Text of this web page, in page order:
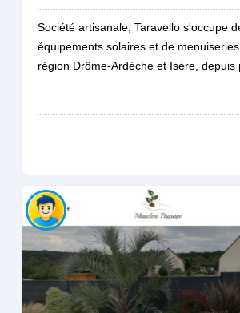
Société artisanale, Taravello s'occupe
équipements solaires et de
région Drôme-Ardèche et Isère, depuis